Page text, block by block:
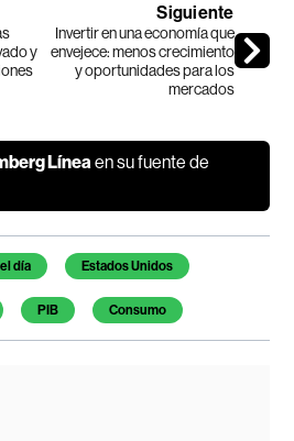
y
Siguiente
Invertir en una economía que
envejece: menos crecimiento
y oportunidades para los
mercados
Línea en su fuente de
día Estados Unidos
PIB Consumo